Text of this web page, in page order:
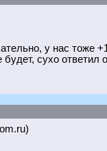
у нас тоже
сухо ответил